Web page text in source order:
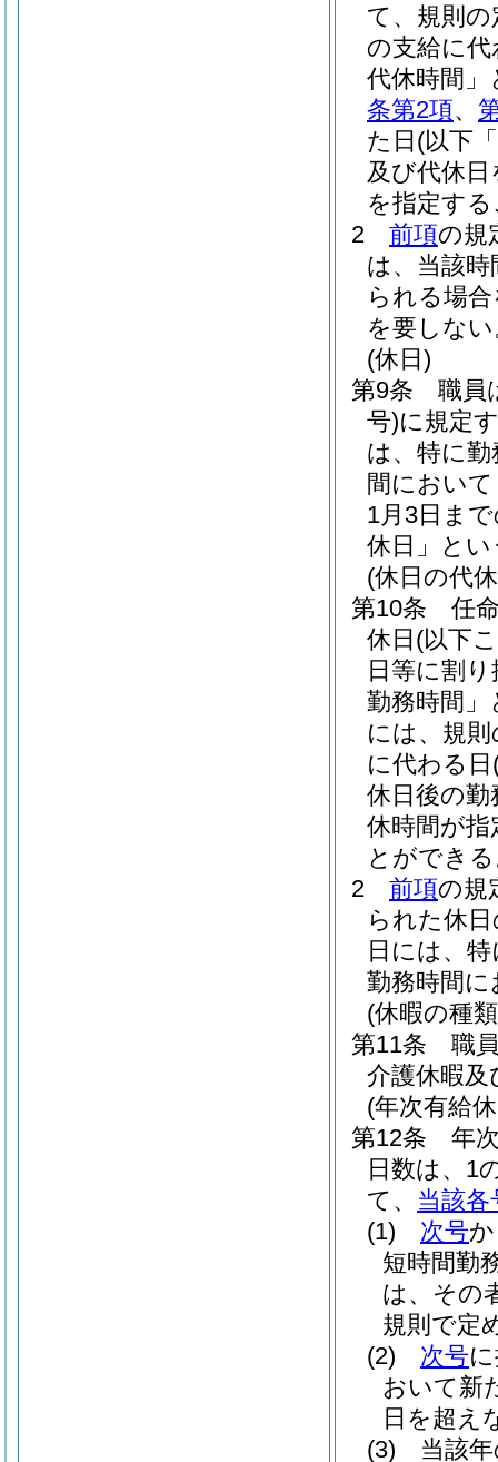
て、規則
の支給に
代休時間」
条第2項、
た日 (以下
及び代休
を指定す
2
前項の規
は、当該
られる場
を要しな
(休日)
第9条
職員
号)に規定
は、特に
間におい
1月3日ま
休日」とい
(休日の代
第10条
任
休日 (以下
日等に割
勤務時間」
には、規
に代わる日
休日後の勤
休時間が
とができ
2
前項の規
られた休
日には、
勤務時間
(休暇の種
第11条
職
介護休暇
(年次有給
第12条
年
日数は、1
て、 当該各
(1)
次号
短時間勤
は、その
規則で定
(2)
次号
おいて新
日を超え
(3)
当該